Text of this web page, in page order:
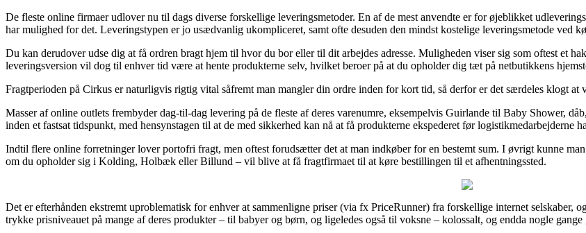
De fleste online firmaer udlover nu til dags diverse forskellige leveringsmetoder. En af de mest anvendte er for øjeblikket
har mulighed for det. Leveringstypen er jo usædvanlig ukompliceret, samt ofte desuden den mindst kostelige leveringsmetode ved
Du kan derudover udse dig at få ordren bragt hjem til hvor du bor eller til dit arbejdes adresse. Muligheden viser sig som oftest et
leveringsversion vil dog til enhver tid være at hente produkterne selv, hvilket beroer på at du opholder dig tæt på netbutikkens
Fragtperioden på Cirkus er naturligvis rigtig vital såfremt man mangler din ordre inden for kort tid, så derfor er det særdeles klogt at
Masser af online outlets frembyder dag-til-dag levering på de fleste af deres varenumre, eksempelvis Guirlande til Baby Shower,
inden et fastsat tidspunkt, med hensynstagen til at de med sikkerhed kan nå at få produkterne ekspederet før logistikmedarbejderne
Indtil flere online forretninger lover portofri fragt, men oftest forudsætter det at man indkøber for en bestemt sum. I øvrigt kunne
om du opholder sig i Kolding, Holbæk eller Billund – vil blive at få fragtfirmaet til at køre bestillingen til et afhentningssted.
Det er efterhånden ekstremt uproblematisk for enhver at sammenligne priser (via fx PriceRunner) fra forskellige internet
trykke prisniveauet på mange af deres produkter – til babyer og børn, og ligeledes også til voksne – kolossalt, og endda nogle gange